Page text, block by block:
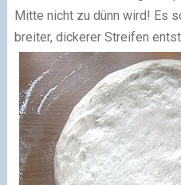
Mitte nicht zu dünn wird! Es
breiter, dickerer Streifen